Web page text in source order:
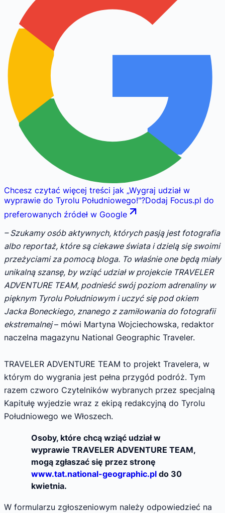
Chcesz czytać więcej treści jak „Wygraj udział w
wyprawie do Tyrolu Południowego!"?Dodaj Focus.pl do
preferowanych źródeł w Google
– Szukamy osób aktywnych, których pasją jest fotografia
albo reportaż, które są ciekawe świata i dzielą się swoimi
przeżyciami za pomocą bloga. To właśnie one będą miały
unikalną szansę, by wziąć udział w projekcie TRAVELER
ADVENTURE TEAM, podnieść swój poziom adrenaliny w
pięknym Tyrolu Południowym i uczyć się pod okiem
Jacka Boneckiego, znanego z zamiłowania do fotografii
ekstremalnej– mówi Martyna Wojciechowska, redaktor
naczelna magazynu National Geographic Traveler.
TRAVELER ADVENTURE TEAM to projekt Travelera, w
którym do wygrania jest pełna przygód podróż. Tym
razem czworo Czytelników wybranych przez specjalną
Kapitułę wyjedzie wraz z ekipą redakcyjną do Tyrolu
Południowego we Włoszech.
Osoby, które chcą wziąć udział w
wyprawie TRAVELER ADVENTURE TEAM,
mogą zgłaszać się przez stronę
www.tat.national-geographic.pl do 30
kwietnia.
W formularzu zgłoszeniowym należy odpowiedzieć na